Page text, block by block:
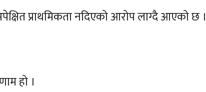
प्राथमिकता नदिएको आरोप लाग्दै आएको छ ।
हो ।